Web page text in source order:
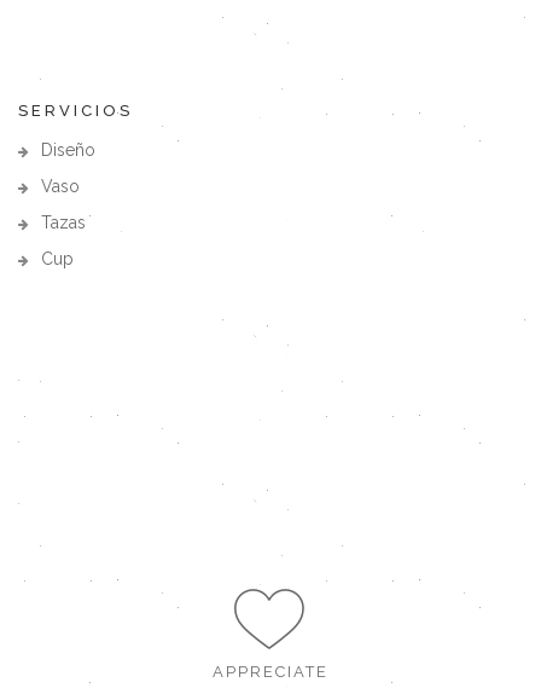
SERVICIOS
Diseño
Vaso
Tazas
Cup
APPRECIATE